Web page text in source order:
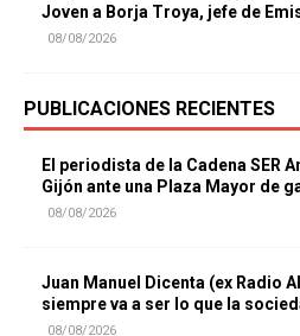
Joven a Borja Troya, jefe de
08/08/2026
PUBLICACIONES RECIENTES
El periodista de la Cadena SER
Gijón ante una Plaza Mayor de
08/08/2026
Juan Manuel Dicenta (ex Radio
siempre va a ser lo que la
08/08/2026